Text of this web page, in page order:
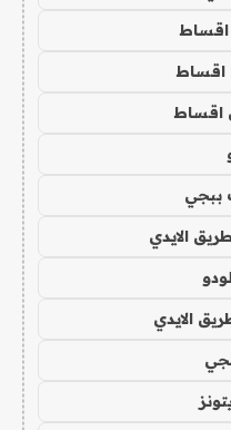
اقساط
اقساط
الايدي
الايدي